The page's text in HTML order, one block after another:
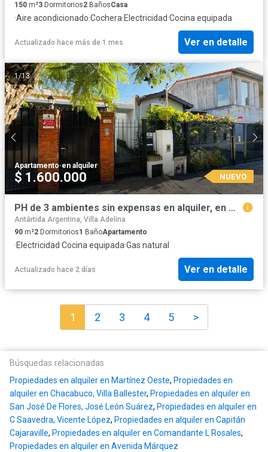
150 m²3 Dormitorios2 BañosCasa
·Aire acondicionado·Cochera·Electricidad·Cocina equipada
Actualizado hace más de 1 mes Ver en detalle
1/13
Apartamento·en alquiler
$ 1.600.000 NUEVO
PH de 3 ambientes sin expensas en alquiler, en Martínez.
Antártida Argentina, Villa Adelina
90 m²2 Dormitorios1 BañoApartamento
·Electricidad·Cocina equipada·Gas natural
Actualizado hace 2 días Ver en detalle
1 2 3 4 5 >
Búsquedas relacionadas
Propiedades en alquiler en Martínez Oeste, Propiedades en
alquiler en Chacabuco, Villa Ballester, Propiedades en alquiler en
San José De Flores, José León Suárez, Propiedades en alquiler en
C Saavedra, Vicente López, Propiedades en alquiler en Capitán
Cajaraville, Propiedades en alquiler en Comandante L Rosales,
Propiedades en alquiler en Avenida Márquez